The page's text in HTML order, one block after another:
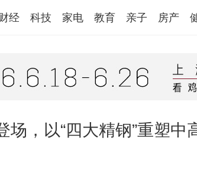
经 科技 家电 教育 亲子 房产
场，以“四大精钢”重塑中